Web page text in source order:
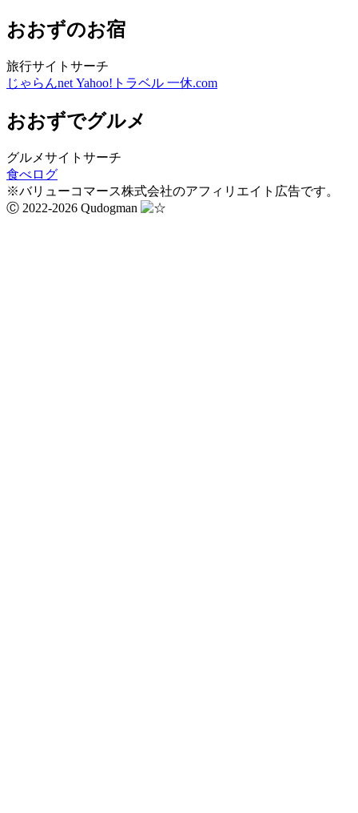
おおずのお宿
旅行サイトサーチ
じゃらんnet Yahoo!トラベル 一休.com
おおずでグルメ
グルメサイトサーチ
食べログ
※バリューコマース株式会社のアフィリエイト広告です。
Ⓒ 2022-2026 Qudogman